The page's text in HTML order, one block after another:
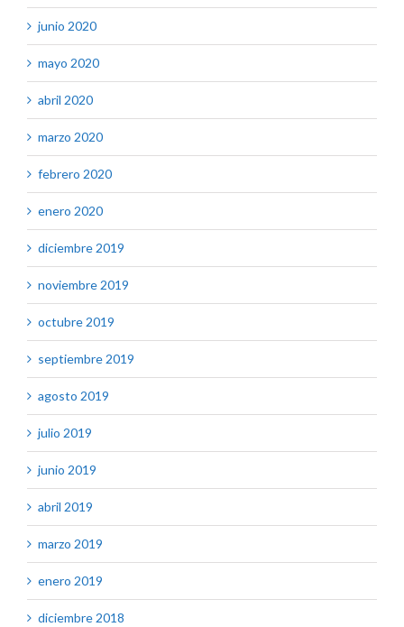
junio 2020
mayo 2020
abril 2020
marzo 2020
febrero 2020
enero 2020
diciembre 2019
noviembre 2019
octubre 2019
septiembre 2019
agosto 2019
julio 2019
junio 2019
abril 2019
marzo 2019
enero 2019
diciembre 2018